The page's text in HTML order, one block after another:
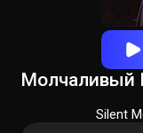
Молчаливый
Silent